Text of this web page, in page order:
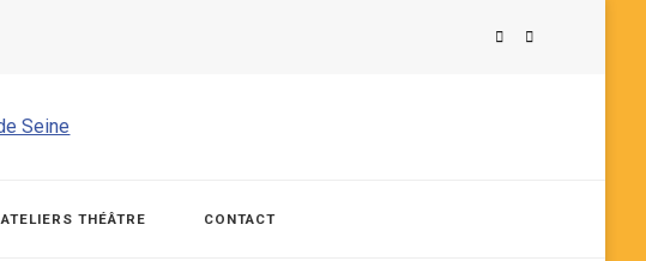
ATELIERS THÉÂTRE CONTACT